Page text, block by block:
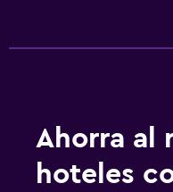
Ahorra al
hoteles